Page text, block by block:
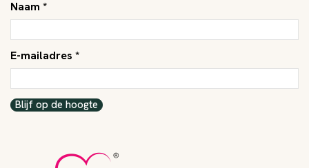
Naam *
E-mailadres *
Blijf op de hoogte